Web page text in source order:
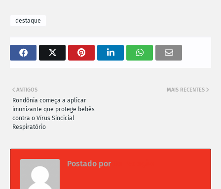
destaque
MAIS RECENTES
ANTIGOS
Rondônia começa a aplicar
imunizante que protege bebês
contra o Vírus Sincicial
Respiratório
Postado por